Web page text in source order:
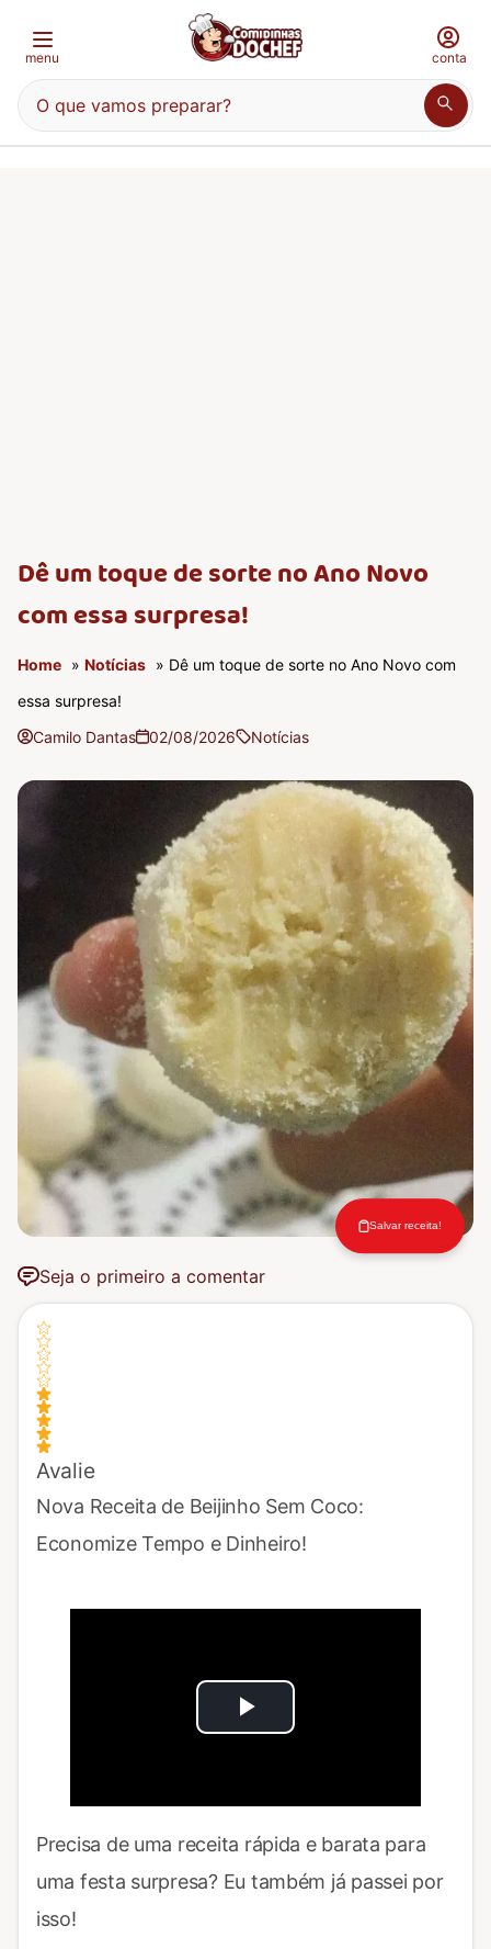
menu
O que vamos preparar?
conta
Dê um toque de sorte no Ano Novo
com essa surpresa!
Home » Notícias » Dê um toque de sorte no Ano Novo com
essa surpresa!
Camilo Dantas
02/08/2026 Notícias
Seja o primeiro a comentar
Salvar receita!
Avalie
Nova Receita de Beijinho Sem Coco:
Economize Tempo e Dinheiro!
Play
Precisa de uma receita rápida e barata para
uma festa surpresa? Eu também já passei por
isso!